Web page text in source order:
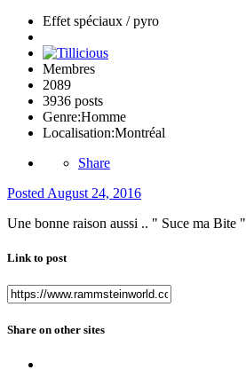
Effet spéciaux / pyro
Membres
2089
3936 posts
Genre:Homme
Localisation:Montréal
Share
Posted August 24, 2016
Une bonne raison aussi .. " Suce ma Bite "
Link to post
Share on other sites